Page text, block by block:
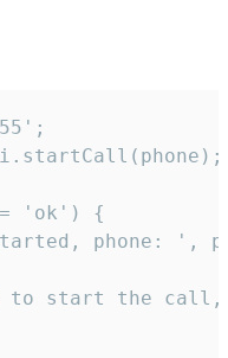
'ok') {
phone: ',
to start the